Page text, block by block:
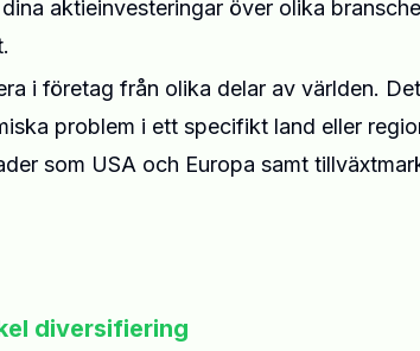
aktieinvesteringar över olika
i företag från olika delar av världen.
problem i ett specifikt land eller
som USA och Europa samt
diversifiering